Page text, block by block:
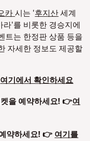
카시는 '후지산세계
'를 비롯한 경승지에
트는 한정판 상품 등을
자세한 정보도 제공할
여기에서 확인하세요
을 예약하세요! 👉여
약하세요! 👉여기를